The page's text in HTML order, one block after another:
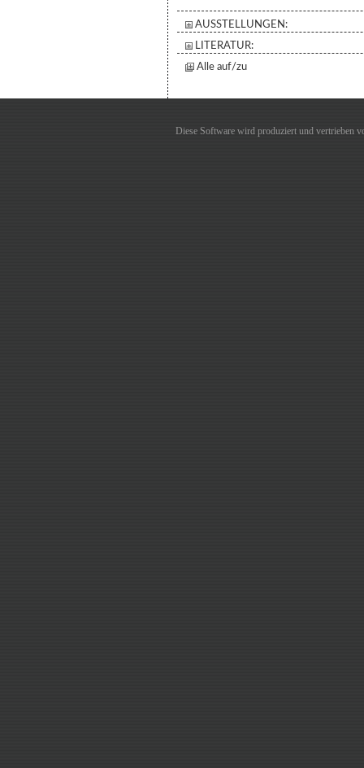
AUSSTELLUNGEN:
LITERATUR:
Alle auf/zu
Diese Software wird produziert und vertrieben